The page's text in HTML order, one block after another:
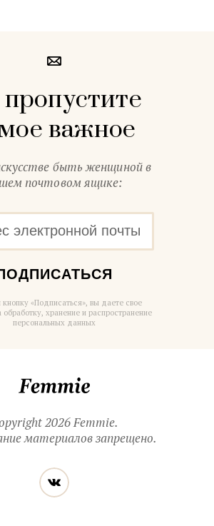
важное
быть женщиной в
почтовом ящике:
«Подписаться», вы даете свое
обработку, хранение и распространение
персональных данных
2026 Femmie.
материалов запрещено.
Читайте
нас
в социальных